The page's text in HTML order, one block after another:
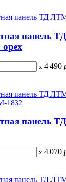
панель
x 4 490
панель
x 4 070